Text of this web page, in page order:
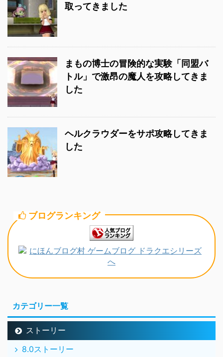
取ってきました
まもの博士の冒険的な実験「同盟バ
トル」で激昂の魔人を攻略してきま
した
ヘルクラウダーをサポ攻略してきま
した
ブログランキング
カテゴリー一覧
ストーリー
8.0ストーリー